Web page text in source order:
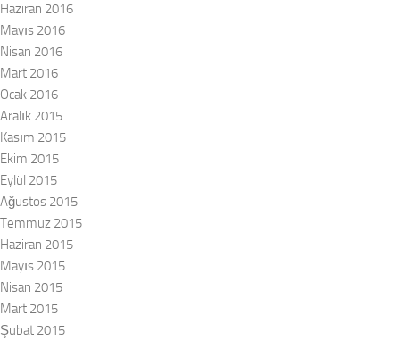
Haziran 2016
Mayıs 2016
Nisan 2016
Mart 2016
Ocak 2016
Aralık 2015
Kasım 2015
Ekim 2015
Eylül 2015
Ağustos 2015
Temmuz 2015
Haziran 2015
Mayıs 2015
Nisan 2015
Mart 2015
Şubat 2015